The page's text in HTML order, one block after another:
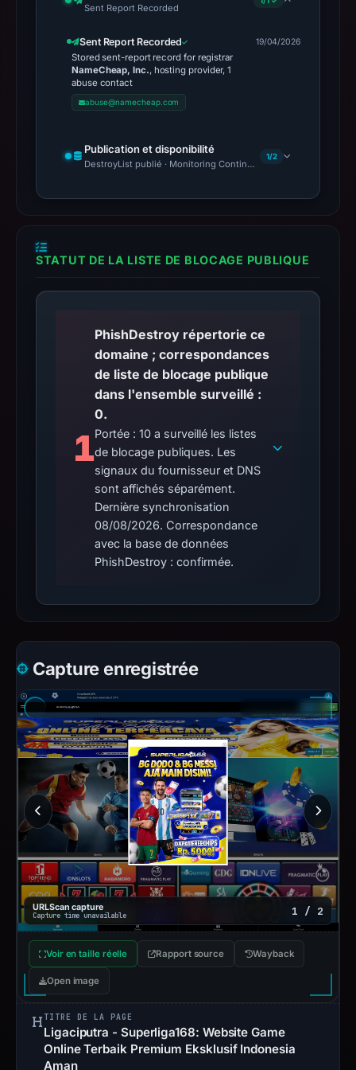
Sent Report Recorded
Sent Report Recorded
Stored sent-report record for registrar
NameCheap, Inc., hosting provider, 1
abuse contact
abuse@namecheap.com
19/04/2026
Publication et disponibilité
DestroyList publié · Monitoring Continues
1/2
STATUT DE LA LISTE DE BLOCAGE PUBLIQUE
1
PhishDestroy répertorie ce
domaine ; correspondances
de liste de blocage publique
dans l'ensemble surveillé :
0.
Portée : 10 a surveillé les listes
de blocage publiques. Les
signaux du fournisseur et DNS
sont affichés séparément.
Dernière synchronisation
08/08/2026. Correspondance
avec la base de données
PhishDestroy : confirmée.
Capture enregistrée
URLScan capture
Capture time unavailable 1 / 2
Voir en taille réelle Rapport source Wayback
Open image
TITRE DE LA PAGE
Ligaciputra - Superliga168: Website Game
Online Terbaik Premium Eksklusif Indonesia
Aman